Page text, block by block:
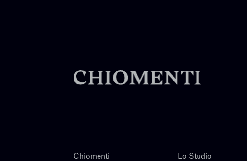
Chiomenti Lo Studio